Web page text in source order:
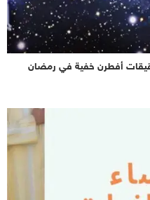
أفطرن خفية في رمضان